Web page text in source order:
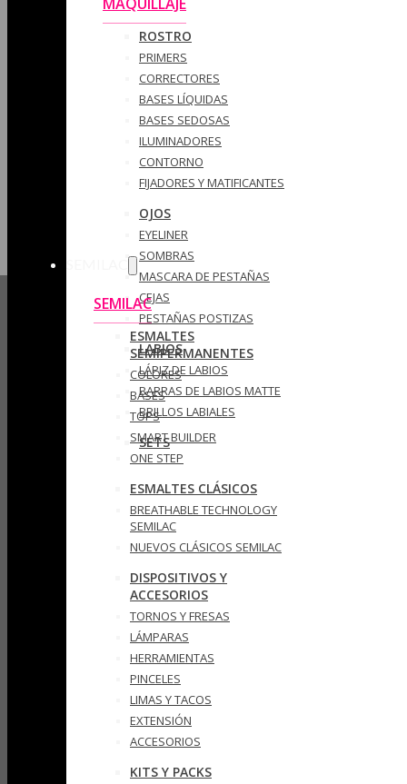
ROSTRO
PRIMERS
CORRECTORES
BASES LÍQUIDAS
BASES SEDOSAS
ILUMINADORES
CONTORNO
FIJADORES Y MATIFICANTES
OJOS
EYELINER
SOMBRAS
MASCARA DE PESTAÑAS
CEJAS
PESTAÑAS POSTIZAS
LABIOS
LÁPIZ DE LABIOS
BARRAS DE LABIOS MATTE
BRILLOS LABIALES
SETS
SEMILAC
ESMALTES
SEMIPERMANENTES
COLORES
BASES
TOPS
SMART BUILDER
ONE STEP
ESMALTES CLÁSICOS
BREATHABLE TECHNOLOGY
SEMILAC
NUEVOS CLÁSICOS SEMILAC
DISPOSITIVOS Y
ACCESORIOS
TORNOS Y FRESAS
LÁMPARAS
HERRAMIENTAS
PINCELES
LIMAS Y TACOS
EXTENSIÓN
ACCESORIOS
KITS Y PACKS